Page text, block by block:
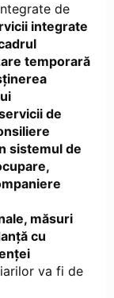
de
integrate
temporară
de
sistemul de
măsuri
cu
va fi de